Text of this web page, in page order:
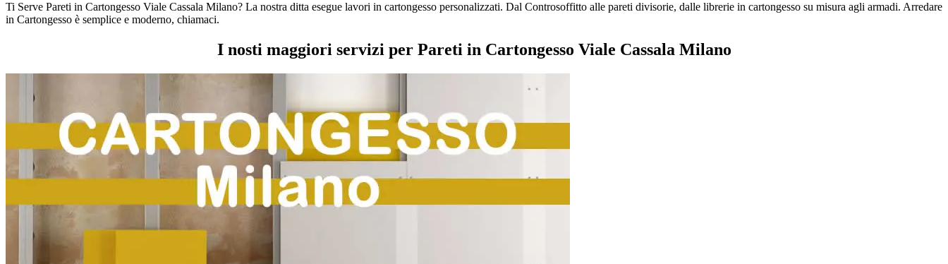
Ti Serve Pareti in Cartongesso Viale Cassala Milano? La nostra ditta esegue lavori in cartongesso personalizzati. Dal Controsoffitto alle pareti divisorie, dalle librerie in cartongesso su misura agli armadi. Arredare
in Cartongesso è semplice e moderno, chiamaci.
I nosti maggiori servizi per Pareti in Cartongesso Viale Cassala Milano